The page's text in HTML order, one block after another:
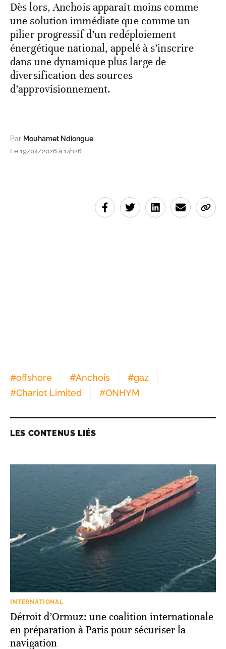
Dès lors, Anchois apparaît moins comme
une solution immédiate que comme un
pilier progressif d’un redéploiement
énergétique national, appelé à s’inscrire
dans une dynamique plus large de
diversification des sources
d’approvisionnement.
Par Mouhamet Ndiongue
Le 19/04/2026 à 14h26
#offshore #Anchois #gaz
#Chariot Limited #ONHYM
LES CONTENUS LIÉS
INTERNATIONAL
Détroit d’Ormuz: une coalition internationale
en préparation à Paris pour sécuriser la
navigation